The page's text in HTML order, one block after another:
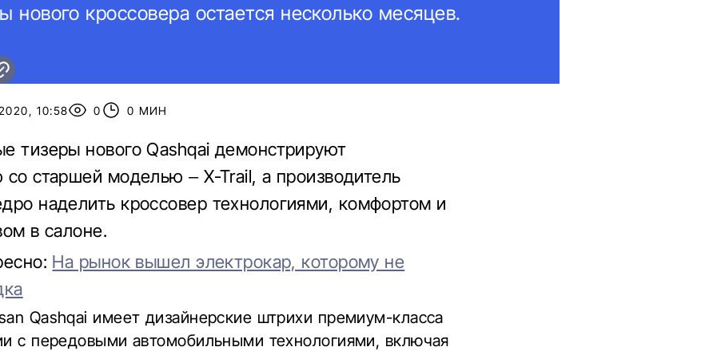
нового кроссовера остается несколько месяцев.
10:58 0 0 МИН
тизеры нового Qashqai демонстрируют
старшей моделью – X-Trail, а производитель
наделить кроссовер технологиями, комфортом и
в салоне.
На рынок вышел электрокар, которому не
Qashqai имеет дизайнерские штрихи премиум-класса
с передовыми автомобильными технологиями, включая